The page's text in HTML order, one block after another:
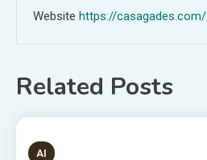
Website https://casagades.com/
Related Posts
1 MIN READ
AI